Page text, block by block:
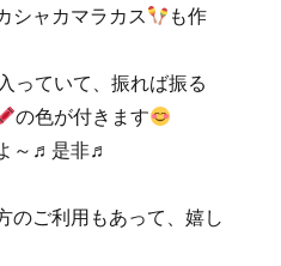
シャカマラカス
も作
っていて、振れば振る
の色が付きます
～♬是非♬
のご利用もあって、嬉し